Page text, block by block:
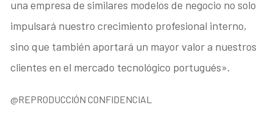
una empresa de similares modelos de negocio no solo
impulsará nuestro crecimiento profesional interno,
sino que también aportará un mayor valor a nuestros
clientes en el mercado tecnológico portugués».
@REPRODUCCIÓN CONFIDENCIAL